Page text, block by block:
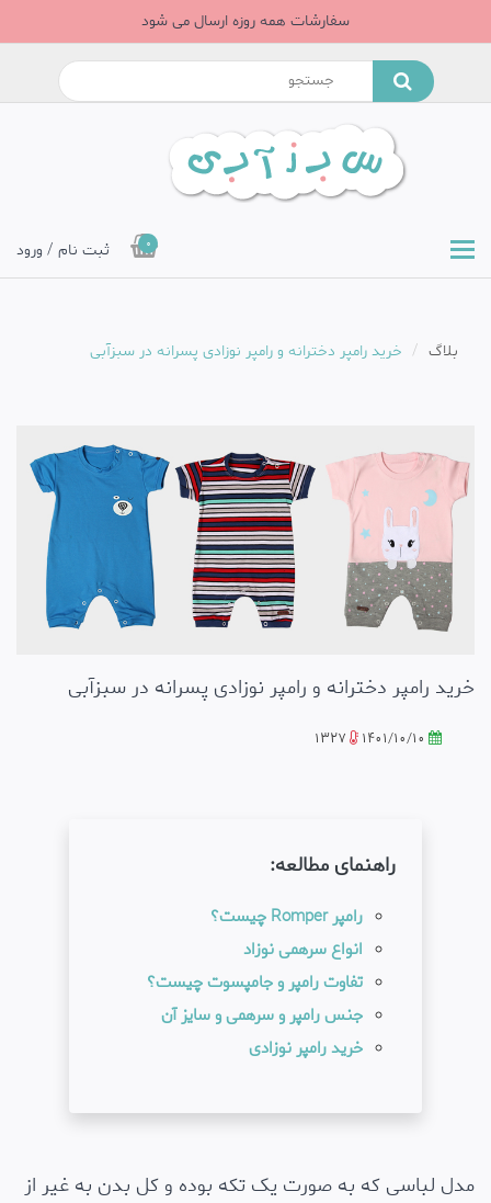
سفارشات همه روزه ارسال می شود
0 ثبت نام / ورود
بلاگ خرید رامپر دخترانه و رامپر نوزادی پسرانه در سبزآبی
خرید رامپر دخترانه و رامپر نوزادی پسرانه در سبزآبی
1327
راهنمای مطالعه:
رامپر Romper چیست؟
انواع سرهمی نوزاد
تفاوت رامپر و جامپسوت چیست؟
جنس رامپر و سرهمی و سایز آن
خرید رامپر نوزادی
مدل لباسی که به صورت یک تکه بوده و کل بدن به غیر از